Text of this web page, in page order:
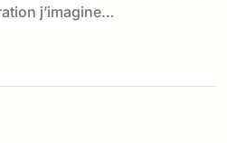
j’imagine…